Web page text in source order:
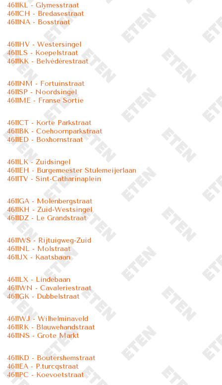
4611KL - Glymesstraat
4611CH - Bredasestraat
4611NA - Bosstraat
4611HV - Westersingel
4611LS - Koepelstraat
4611KK - Belvédèrestraat
4611NM - Fortuinstraat
4611SP - Noordsingel
4611ME - Franse Sortie
4611CT - Korte Parkstraat
4611BK - Coehoornparkstraat
4611ED - Boxhornstraat
4611LK - Zuidsingel
4611EH - Burgemeester Stulemeijerlaan
4611TV - Sint-Catharinaplein
4611GA - Molenbergstraat
4611KH - Zuid-Westsingel
4611DZ - Le Grandstraat
4611WS - Rijtuigweg-Zuid
4611NL - Molstraat
4611JX - Kaatsbaan
4611LX - Lindebaan
4611WN - Cavaleriestraat
4611GK - Dubbelstraat
4611WJ - Wilhelminaveld
4611RK - Blauwehandstraat
4611NS - Grote Markt
4611KD - Boutershemstraat
4611EA - P.turcqstraat
4611PC - Koevoetstraat